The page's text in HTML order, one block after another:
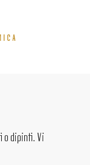
o dipinti. Vi